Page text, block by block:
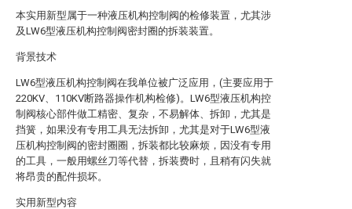
本实用新型属于一种液压机构控制阀的检修装置，尤其涉
及LW6型液压机构控制阀密封圈的拆装装置。
背景技术
LW6型液压机构控制阀在我单位被广泛应用，(主要应用于
220KV、110KV断路器操作机构检修)。LW6型液压机构控
制阀核心部件做工精密、复杂，不易解体、拆卸，尤其是
挡簧，如果没有专用工具无法拆卸，尤其是对于LW6型液
压机构控制阀的密封圈圈，拆装都比较麻烦，因没有专用
的工具，一般用螺丝刀等代替，拆装费时，且稍有闪失就
将昂贵的配件损坏。
实用新型内容